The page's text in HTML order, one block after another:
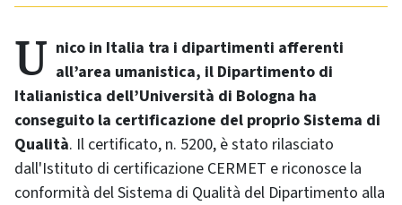
Unico in Italia tra i dipartimenti afferenti all’area umanistica, il Dipartimento di
Italianistica dell’Università di Bologna ha
conseguito la certificazione del proprio Sistema di
Qualità. Il certificato, n. 5200, è stato rilasciato
dall'Istituto di certificazione CERMET e riconosce la
conformità del Sistema di Qualità del Dipartimento alla